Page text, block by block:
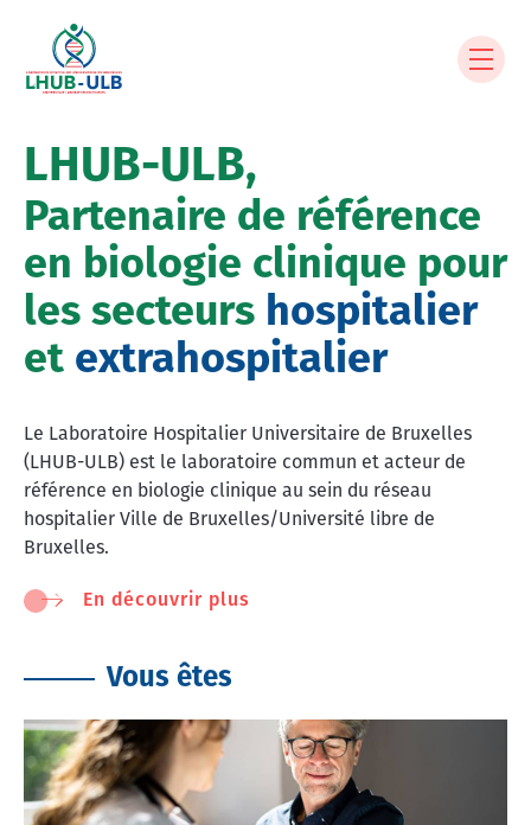
contenu
principal
Vous êtes
LHUB-ULB,
Partenaire de référence
en biologie clinique pour
les secteurs hospitalier
et extrahospitalier
Le Laboratoire Hospitalier Universitaire de Bruxelles
(LHUB-ULB) est le laboratoire commun et acteur de
référence en biologie clinique au sein du réseau
hospitalier Ville de Bruxelles/Université libre de
Bruxelles.
En découvrir plus